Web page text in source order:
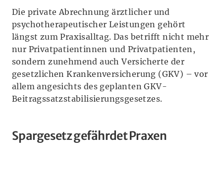
Die private Abrechnung ärztlicher und
psychotherapeutischer Leistungen gehört
längst zum Praxisalltag. Das betrifft nicht mehr
nur Privatpatientinnen und Privatpatienten,
sondern zunehmend auch Versicherte der
gesetzlichen Krankenversicherung (GKV) – vor
allem angesichts des geplanten GKV-
Beitragssatzstabilisierungsgesetzes.
Spargesetz gefährdet Praxen